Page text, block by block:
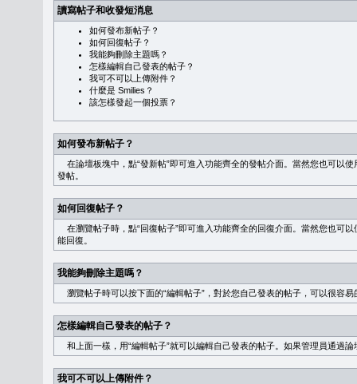
讀寫帖子和收發短消息
如何發布新帖子？
如何回復帖子？
我能夠刪除主題嗎？
怎樣編輯自己發表的帖子？
我可不可以上傳附件？
什麼是 Smilies？
該怎樣發起一個投票？
如何發布新帖子？
在論壇板塊中，點“發新帖”即可進入功能齊全的發帖介面。當然您也可以
發帖。
如何回復帖子？
在瀏覽帖子時，點“回復帖子”即可進入功能齊全的回復介面。當然您也可
能回復。
我能夠刪除主題嗎？
瀏覽帖子時可以按下面的“編輯帖子”，對於您自己發表的帖子，可以很容
怎樣編輯自己發表的帖子？
和上面一樣，用“編輯帖子”就可以編輯自己發表的帖子。如果管理員通過
我可不可以上傳附件？